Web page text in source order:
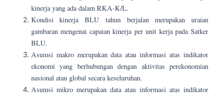
kinerja yang ada dalam RKA-K/L.
Kondisi kinerja BLU tahun berjalan merupakan uraian
gambaran mengenai capaian kinerja per unit kerja pada Satker
BLU.
Asumsi makro merupakan data atau informasi atas indikator
ekonomi yang berhubungan dengan aktivitas perekonomian
nasional atau global secara keseluruhan.
Asumsi mikro merupakan data atau informasi atas indikator